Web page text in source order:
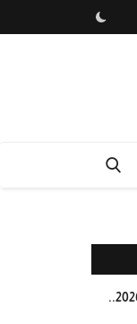
توقعات برج الجدي لشهر يوليو 2026..